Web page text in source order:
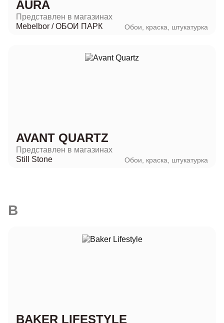
AURA
Представлен в магазинах
Mebelbor /ОБОИ ПАРК Обои, краска, штукатурка
AVANT QUARTZ
Представлен в магазинах
Still Stone
Обои, краска, штукатурка
B
BAKER LIFESTYLE